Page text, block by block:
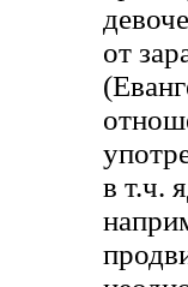
от
в т.ч.